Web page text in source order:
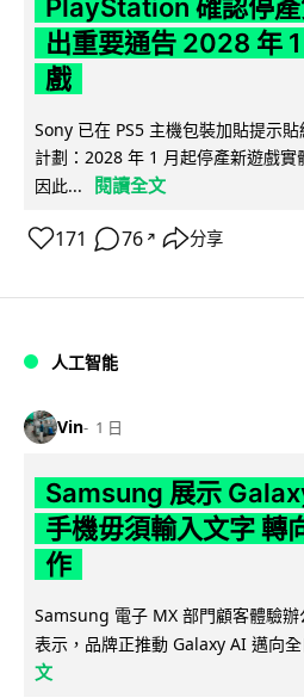
PlayStation 確認停
出重要通告 2028 年
戲
Sony 已在 PS5 主機包裝加貼提示
計劃：2028 年 1 月起停產新遊戲實
因此...
閱讀全文
171 76 ↗ 分享
人工智能
Vin 1 日
Samsung 展示
手機毋須輸入文字 轉
作
Samsung 電子 MX 部門顧客體驗
表示，品牌正推動 Galaxy AI 邁向
文